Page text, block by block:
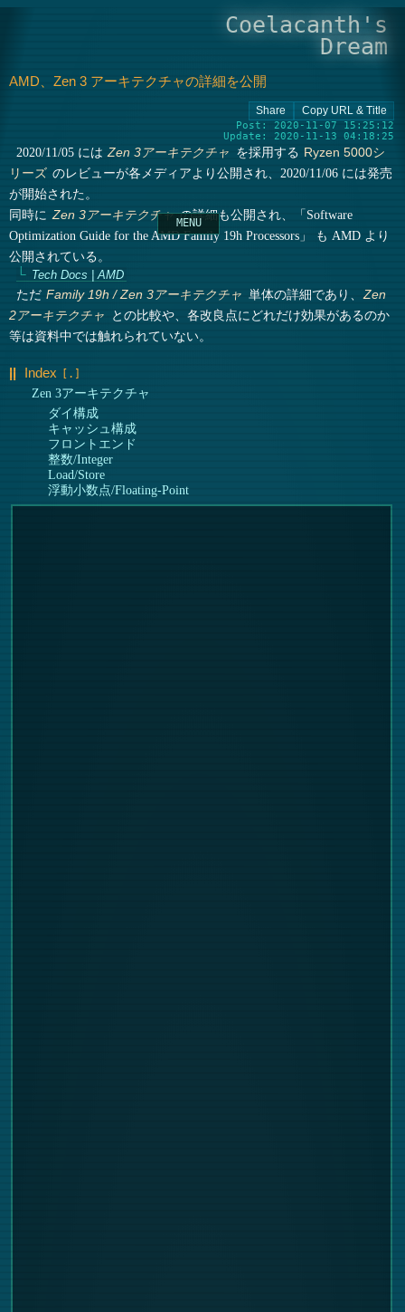
Coelacanth's
Dream
AMD、Zen 3 アーキテクチャの詳細を公開
Post: 2020-11-07 15:25:12
Update: 2020-11-13 04:18:25
2020/11/05 には Zen 3アーキテクチャ を採用する Ryzen 5000シ
リーズ のレビューが各メディアより公開され、2020/11/06 には発売
が開始された。
同時に Zen 3アーキテクチャの詳細も公開され、「Software
Optimization Guide for the AMD Family 19h Processors」 も AMD より
公開されている。
Tech Docs | AMD
ただ Family 19h / Zen 3アーキテクチャ 単体の詳細であり、
Zen
2アーキテクチャ
との比較や、各改良点にどれだけ効果があるのか
等は資料中では触れられていない。
Index
Zen 3アーキテクチャ
ダイ構成
キャッシュ構成
フロントエンド
整数/Integer
Load/Store
浮動小数点/Floating-Point